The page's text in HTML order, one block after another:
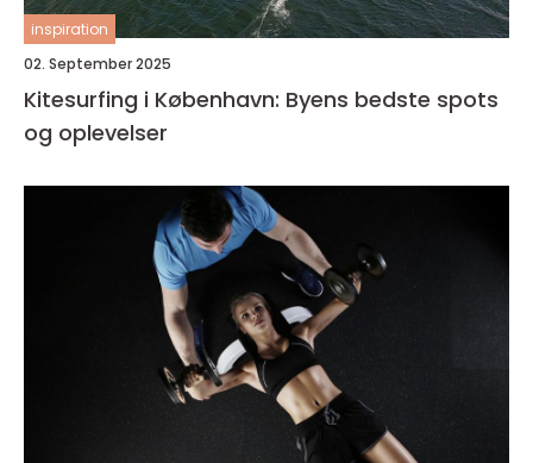
inspiration
02. September 2025
Kitesurfing i København: Byens bedste spots
og oplevelser